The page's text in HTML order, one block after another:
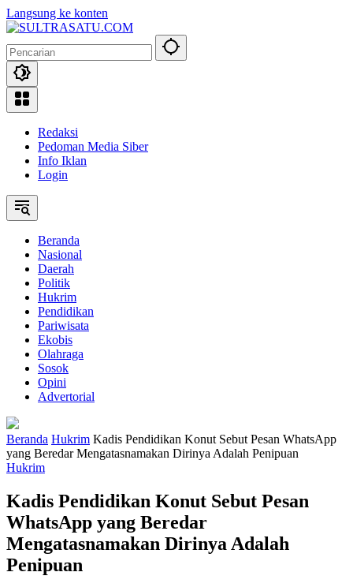
Langsung ke konten
Redaksi
Pedoman Media Siber
Info Iklan
Login
Beranda
Nasional
Daerah
Politik
Hukrim
Pendidikan
Pariwisata
Ekobis
Olahraga
Sosok
Opini
Advertorial
Beranda Hukrim Kadis Pendidikan Konut Sebut Pesan WhatsApp
yang Beredar Mengatasnamakan Dirinya Adalah Penipuan
Hukrim
Kadis Pendidikan Konut Sebut Pesan
WhatsApp yang Beredar
Mengatasnamakan Dirinya Adalah
Penipuan